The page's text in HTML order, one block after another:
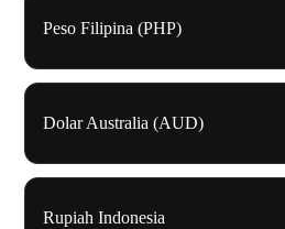
Peso Filipina (PHP)
Dolar Australia (AUD)
Rupiah Indonesia